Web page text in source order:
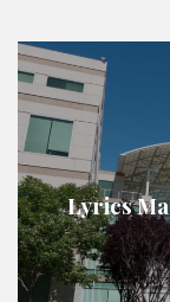
Lyrics